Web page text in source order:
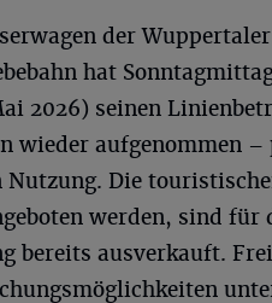
der Wuppertaler
hat
2026) seinen
wieder aufgenommen
Die
werden, sind für
bereits ausverkauft.